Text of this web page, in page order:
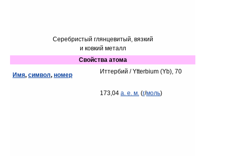
Серебристый глянцевитый, вязкий
и ковкий металл
Свойства атома
Имя, символ, номер Иттербий / Ytterbium (Yb), 70
173,04 а. е. м. (г/моль)